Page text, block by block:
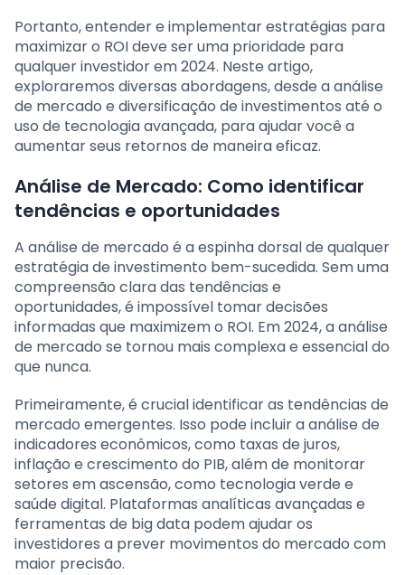
Portanto, entender e implementar estratégias para
maximizar o ROI deve ser uma prioridade para
qualquer investidor em 2024. Neste artigo,
exploraremos diversas abordagens, desde a análise
de mercado e diversificação de investimentos até o
uso de tecnologia avançada, para ajudar você a
aumentar seus retornos de maneira eficaz.
Análise de Mercado: Como identificar
tendências e oportunidades
A análise de mercado é a espinha dorsal de qualquer
estratégia de investimento bem-sucedida. Sem uma
compreensão clara das tendências e
oportunidades, é impossível tomar decisões
informadas que maximizem o ROI. Em 2024, a análise
de mercado se tornou mais complexa e essencial do
que nunca.
Primeiramente, é crucial identificar as tendências de
mercado emergentes. Isso pode incluir a análise de
indicadores econômicos, como taxas de juros,
inflação e crescimento do PIB, além de monitorar
setores em ascensão, como tecnologia verde e
saúde digital. Plataformas analíticas avançadas e
ferramentas de big data podem ajudar os
investidores a prever movimentos do mercado com
maior precisão.